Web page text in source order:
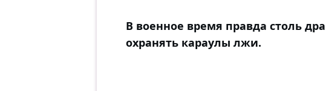
В военное время правда столь
охранять караулы лжи.